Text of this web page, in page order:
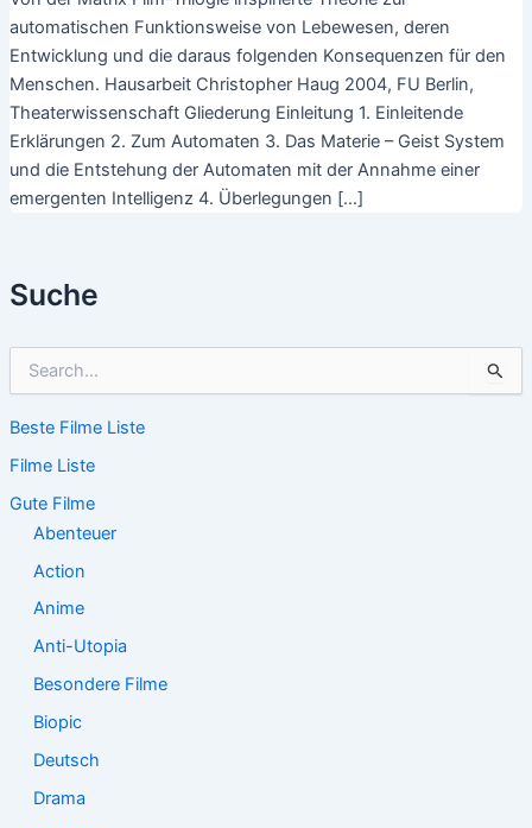
Suche
h
n
n
Beste Filme Liste
Filme Liste
Gute Filme
Abenteuer
Action
Anime
Anti-Utopia
Besondere Filme
Biopic
Deutsch
Drama
automatischen Funktionsweise von Lebewesen, deren
Entwicklung und die daraus folgenden Konsequenzen für den
Menschen. Hausarbeit Christopher Haug 2004, FU Berlin,
Theaterwissenschaft Gliederung Einleitung 1. Einleitende
Erklärungen 2. Zum Automaten 3. Das Materie – Geist System
und die Entstehung der Automaten mit der Annahme einer
emergenten Intelligenz 4. Überlegungen […]